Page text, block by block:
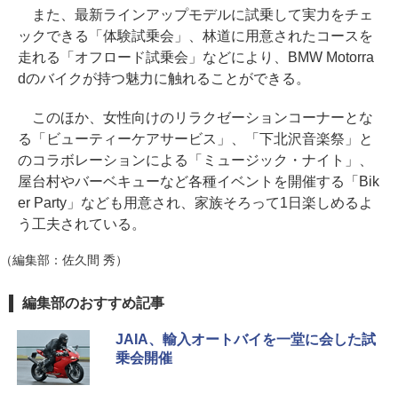
また、最新ラインアップモデルに試乗して実力をチェ
ックできる「体験試乗会」、林道に用意されたコースを
走れる「オフロード試乗会」などにより、BMW Motorra
dのバイクが持つ魅力に触れることができる。
このほか、女性向けのリラクゼーションコーナーとな
る「ビューティーケアサービス」、「下北沢音楽祭」と
のコラボレーションによる「ミュージック・ナイト」、
屋台村やバーベキューなど各種イベントを開催する「Bik
er Party」なども用意され、家族そろって1日楽しめるよ
う工夫されている。
（編集部：佐久間 秀）
編集部のおすすめ記事
JAIA、輸入オートバイを一堂に会した試
乗会開催